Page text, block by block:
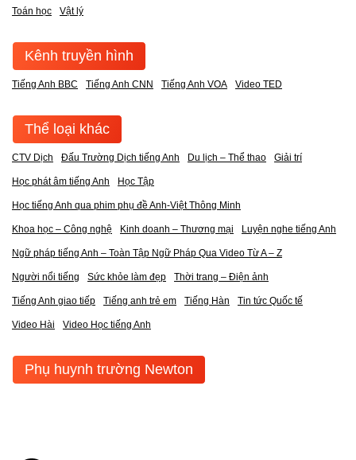
Toán học Vật lý
Kênh truyền hình
Tiếng Anh BBC Tiếng Anh CNN Tiếng Anh VOA Video TED
Thể loại khác
CTV Dịch Đấu Trường Dịch tiếng Anh Du lịch – Thể thao Giải trí
Học phát âm tiếng Anh Học Tập
Học tiếng Anh qua phim phụ đề Anh-Việt Thông Minh
Khoa học – Công nghệ Kinh doanh – Thương mại Luyện nghe tiếng Anh
Ngữ pháp tiếng Anh – Toàn Tập Ngữ Pháp Qua Video Từ A – Z
Người nổi tiếng Sức khỏe làm đẹp Thời trang – Điện ảnh
Tiếng Anh giao tiếp Tiếng anh trẻ em Tiếng Hàn Tin tức Quốc tế
Video Hài Video Học tiếng Anh
Phụ huynh trường Newton